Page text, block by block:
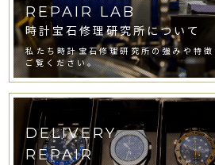
REPAIR LAB
時計宝石修理研究所について
私たち時計宝石修理研究所の強みや特
ご覧ください。
DELIVERY
REPAIR